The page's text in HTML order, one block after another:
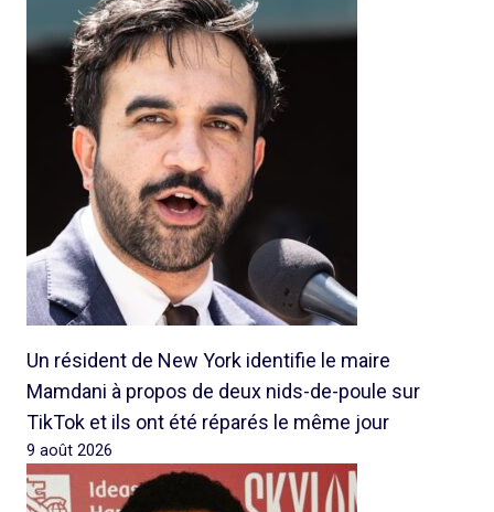
Un résident de New York identifie le maire
Mamdani à propos de deux nids-de-poule sur
TikTok et ils ont été réparés le même jour
9 août 2026